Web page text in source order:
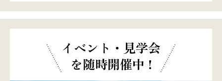
イベント・見学会
を随時開催中 !